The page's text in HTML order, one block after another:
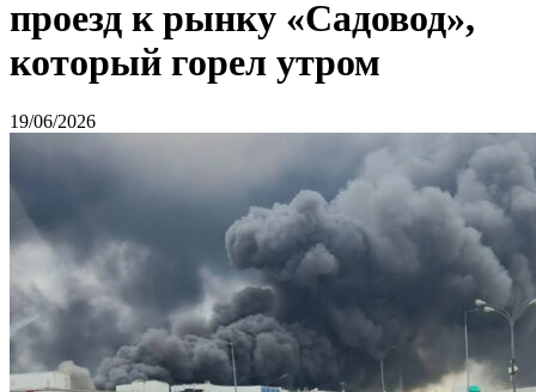
проезд к рынку «Садовод»,
который горел утром
19/06/2026